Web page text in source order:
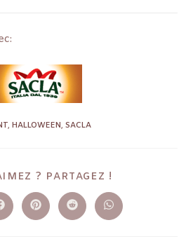
, HALLOWEEN, SACLA
? PARTAGEZ !